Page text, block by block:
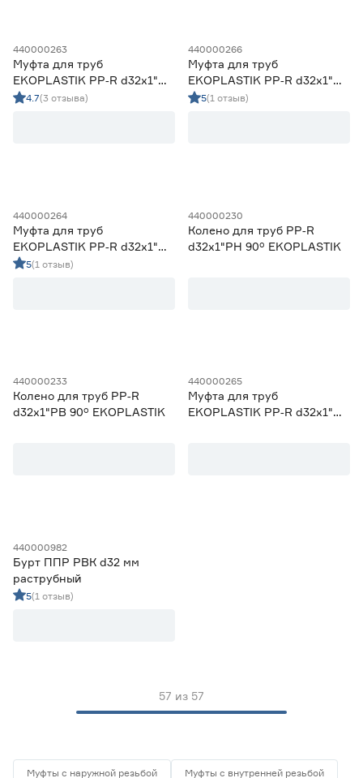
440000263
Муфта для труб
EKOPLASTIK PP‑R d32x1"
РH со сгоном
4.7(3 отзыва)
440000266
Муфта для труб
EKOPLASTIK PP‑R d32x1"
РН5(1 отзыв)
440000264
Муфта для труб
EKOPLASTIK PP‑R d32x1"
РВ5(1 отзыв)
440000230
Колено для труб PP‑R
d32x1"РH 90° EKOPLASTIK
440000233
Колено для труб PP‑R
d32x1"РВ 90° EKOPLASTIK
440000265
Муфта для труб
EKOPLASTIK PP‑R d32x1"
440000982
Бурт ППР РВК d32 мм
раструбный
5(1 отзыв)
57 из 57
Муфты с наружной резьбой Муфты с внутренней резьбой